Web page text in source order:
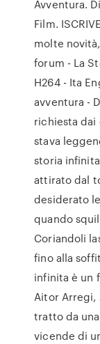
Avventura.
Film.
molte
forum - La
H264 - Ita
avventura -
richiesta
stava
storia
attirato dal
desiderato
quando
Coriandoli
fino alla
infinita è un
Aitor Arregi,
tratto da
vicende di